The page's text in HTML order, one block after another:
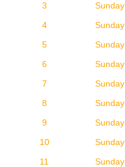
3
Sunday
4
Sunday
5
Sunday
6
Sunday
7
Sunday
8
Sunday
9
Sunday
10
Sunday
11
Sunday